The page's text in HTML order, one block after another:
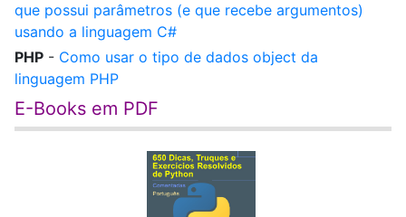
que possui parâmetros (e que recebe argumentos)
usando a linguagem C#
PHP - Como usar o tipo de dados object da
linguagem PHP
E-Books em PDF